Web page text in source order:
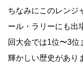
ちなみにこのレンジ
ール・ラリーにも出
回大会では1位〜3位
輝かしい歴史があり